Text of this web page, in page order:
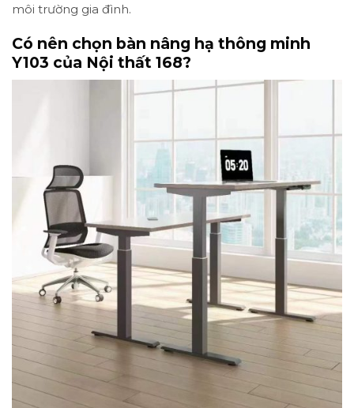
môi trường gia đình.
Có nên chọn bàn nâng hạ thông minh
Y103 của Nội thất 168?